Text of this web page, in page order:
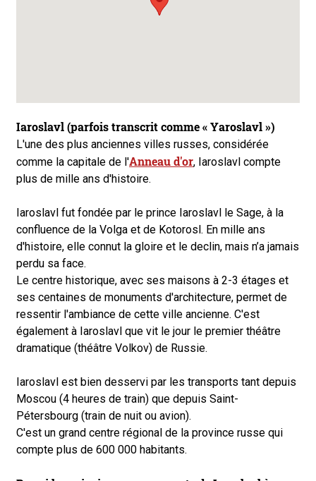
Iaroslavl (parfois transcrit comme « Yaroslavl »)
L'une des plus anciennes villes russes, considérée
comme la capitale de l'Anneau d'or, Iaroslavl compte
plus de mille ans d'histoire.
Iaroslavl fut fondée par le prince Iaroslavl le Sage, à la
confluence de la Volga et de Kotorosl. En mille ans
d'histoire, elle connut la gloire et le declin, mais n’a jamais
perdu sa face.
Le centre historique, avec ses maisons à 2-3 étages et
ses centaines de monuments d'architecture, permet de
ressentir l'ambiance de cette ville ancienne. C'est
également à Iaroslavl que vit le jour le premier théâtre
dramatique (théâtre Volkov) de Russie.
Iaroslavl est bien desservi par les transports tant depuis
Moscou (4 heures de train) que depuis Saint-
Pétersbourg (train de nuit ou avion).
C'est un grand centre régional de la province russe qui
compte plus de 600 000 habitants.